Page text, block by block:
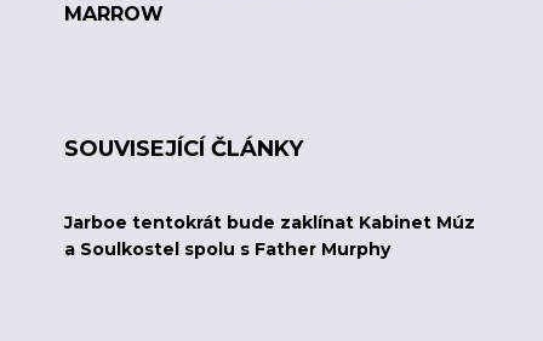
MARROW
SOUVISEJÍCÍ ČLÁNKY
Jarboe tentokrát bude zaklínat Kabinet Múz
a Soulkostel spolu s Father Murphy